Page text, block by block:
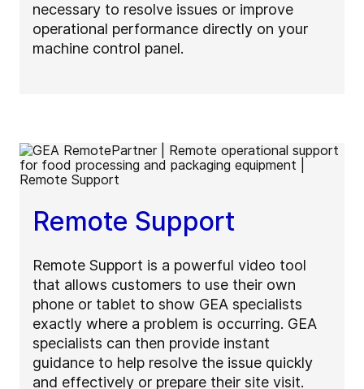
necessary to resolve issues or improve
operational performance directly on your
machine control panel.
Remote Support
Remote Support is a powerful video tool
that allows customers to use their own
phone or tablet to show GEA specialists
exactly where a problem is occurring. GEA
specialists can then provide instant
guidance to help resolve the issue quickly
and effectively or prepare their site visit.